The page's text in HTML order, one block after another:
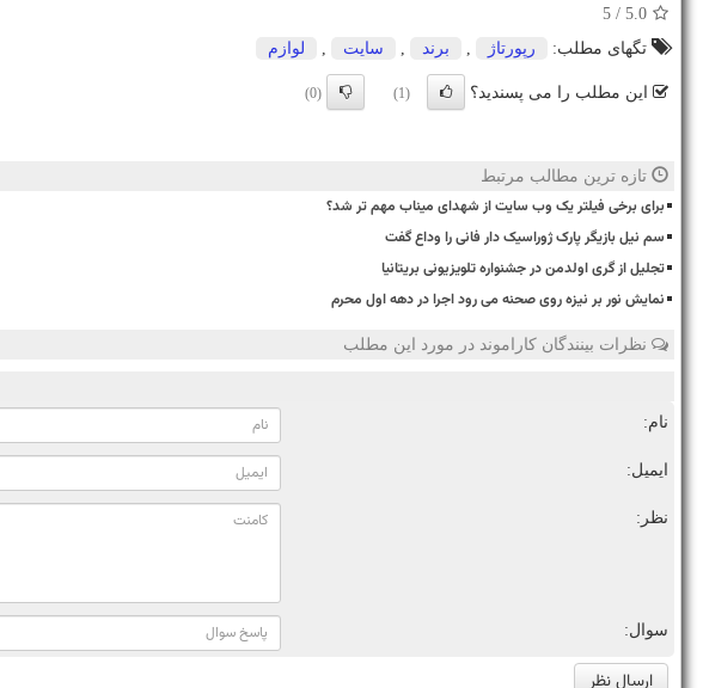
5.0
/ 5
تگهای مطلب:
رپورتاژ , برند , سایت , لوازم
این مطلب را می پسندید؟ (1)
(0)
تازه ترین مطالب مرتبط
برای برخی فیلتر یک وب سایت از شهدای میناب مهم تر شد؟
سم نیل بازیگر پارک ژوراسیک دار فانی را وداع گفت
تجلیل از گری اولدمن در جشنواره تلویزیونی بریتانیا
نمایش نور بر نیزه روی صحنه می رود اجرا در دهه اول محرم
نظرات بینندگان کاراموند در مورد این مطلب
نام:
ایمیل:
نظر:
سوال: